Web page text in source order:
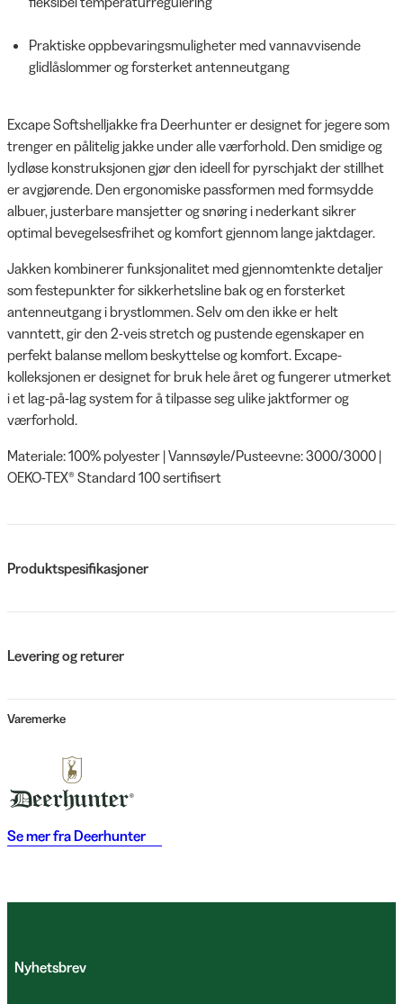
Praktiske oppbevaringsmuligheter med vannavvisende
glidlåslommer og forsterket antenneutgang
Excape Softshelljakke fra Deerhunter er designet for jegere som
trenger en pålitelig jakke under alle værforhold. Den smidige og
lydløse konstruksjonen gjør den ideell for pyrschjakt der stillhet
er avgjørende. Den ergonomiske passformen med formsydde
albuer, justerbare mansjetter og snøring i nederkant sikrer
optimal bevegelsesfrihet og komfort gjennom lange jaktdager.
Jakken kombinerer funksjonalitet med gjennomtenkte detaljer
som festepunkter for sikkerhetsline bak og en forsterket
antenneutgang i brystlommen. Selv om den ikke er helt
vanntett, gir den 2-veis stretch og pustende egenskaper en
perfekt balanse mellom beskyttelse og komfort. Excape-
kolleksjonen er designet for bruk hele året og fungerer utmerket
i et lag-på-lag system for å tilpasse seg ulike jaktformer og
værforhold.
Materiale: 100% polyester | Vannsøyle/Pusteevne: 3000/3000 |
OEKO-TEX® Standard 100 sertifisert
Produktspesifikasjoner
Levering og returer
Varemerke
Se mer fra Deerhunter
Nyhetsbrev